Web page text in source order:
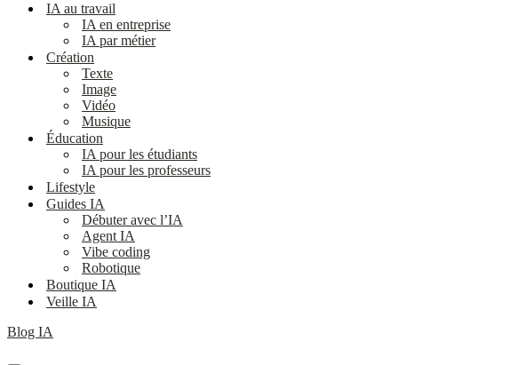
IA au travail
IA en entreprise
IA par métier
Création
Texte
Image
Vidéo
Musique
Éducation
IA pour les étudiants
IA pour les professeurs
Lifestyle
Guides IA
Débuter avec l’IA
Agent IA
Vibe coding
Robotique
Boutique IA
Veille IA
Blog IA